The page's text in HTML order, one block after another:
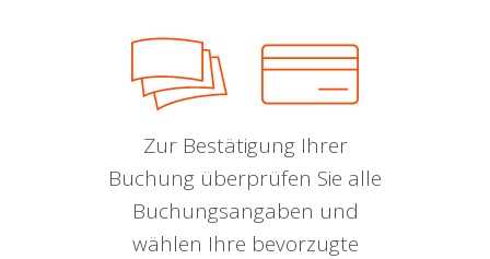
Zur Bestätigung Ihrer
Buchung überprüfen Sie alle
Buchungsangaben und
wählen Ihre bevorzugte